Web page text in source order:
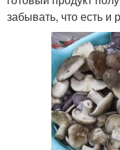
забывать, что есть и